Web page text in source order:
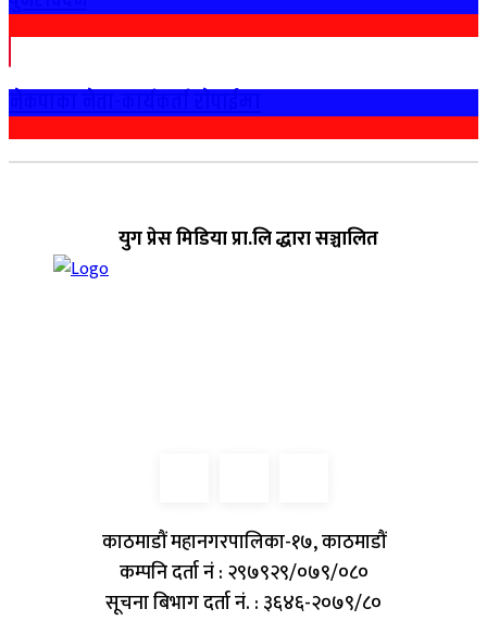
युग प्रेस मिडिया प्रा.लि द्धारा सञ्चालित
काठमाडौं महानगरपालिका-१७, काठमाडौं
कम्पनि दर्ता नं : २९७९२९/०७९/०८०
सूचना बिभाग दर्ता नं. : ३६४६-२०७९/८०